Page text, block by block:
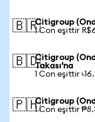
🇧🇷Citigroup
1 Con eşittir
🇧🇩Citigroup
Takası'na
1 Con eşittir
🇵🇭Citigroup
1 Con eşittir